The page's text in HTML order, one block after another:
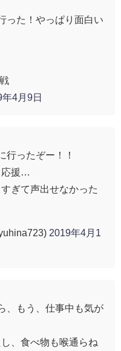
った！やっぱり面白い
4月9日
行ったぞー！！
応援…
ぎて声出せなかった
2019年4月1
、もう、仕事中も気が
、食べ物も喉通らね